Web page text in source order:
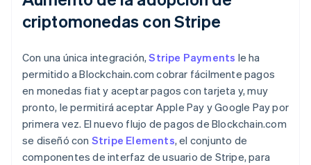
criptomonedas con Stripe
Con una única integración,Stripe Payments le ha
permitido a Blockchain.com cobrar fácilmente pagos
en monedas fiat y aceptar pagos con tarjeta y, muy
pronto, le permitirá aceptar Apple Pay y Google Pay por
primera vez. El nuevo flujo de pagos de Blockchain.com
se diseñó con Stripe Elements, el conjunto de
componentes de interfaz de usuario de Stripe, para